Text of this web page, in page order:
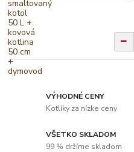
VÝHODNÉ CENY
Kotlíky za nízke ceny
VŠETKO SKLADOM
99 % držíme skladom